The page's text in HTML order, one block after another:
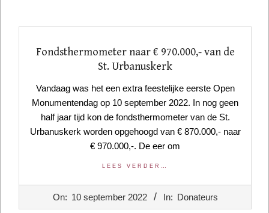
Fondsthermometer naar € 970.000,- van de
St. Urbanuskerk
Vandaag was het een extra feestelijke eerste Open
Monumentendag op 10 september 2022. In nog geen
half jaar tijd kon de fondsthermometer van de St.
Urbanuskerk worden opgehoogd van € 870.000,- naar
€ 970.000,-. De eer om
LEES VERDER…
On: 10 september 2022 In: Donateurs